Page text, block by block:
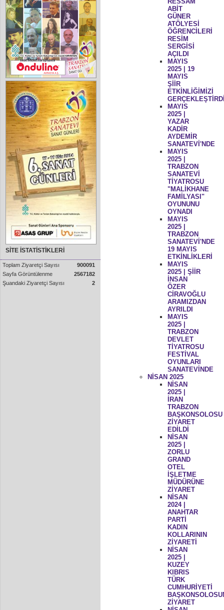
SİTE İSTATİSTİKLERİ
Toplam Ziyaretçi Sayısı
900091
Sayfa Görüntülenme
2567182
Şuandaki Ziyaretçi Sayısı
2
ABİT
GÜNER
ATÖLYESİ
ÖĞRENCİLERİ
RESİM
SERGİSİ
AÇILDI
MAYIS
2025 | 19
MAYIS
ŞİİR
ETKİNLİĞİMİZİ
MAYIS
2025 |
YAZAR
KADİR
AYDEMİR
SANATEVİ'NDE
MAYIS
2025 |
TRABZON
SANATEVİ
TİYATROSU
"MALİKHANE
FAMİLYASI"
OYUNUNU
OYNADI
MAYIS
2025 |
TRABZON
SANATEVİ'NDE
19 MAYIS
ETKİNLİKLERİ
MAYIS
2025 | ŞİİR
İNSAN
ÖZER
CİRAVOĞLU
ARAMIZDAN
AYRILDI
MAYIS
2025 |
TRABZON
DEVLET
TİYATROSU
FESTİVAL
OYUNLARI
SANATEVİNDE
NİSAN 2025
NİSAN
2025 |
İRAN
TRABZON
BAŞKONSOLOSU
ZİYARET
EDİLDİ
NİSAN
2025 |
ZORLU
GRAND
OTEL
İŞLETME
MÜDÜRÜNE
ZİYARET
NİSAN
2024 |
ANAHTAR
PARTİ
KADIN
KOLLARININ
ZİYARETİ
NİSAN
2025 |
KUZEY
KIBRIS
TÜRK
CUMHURİYETİ
ZİYARET